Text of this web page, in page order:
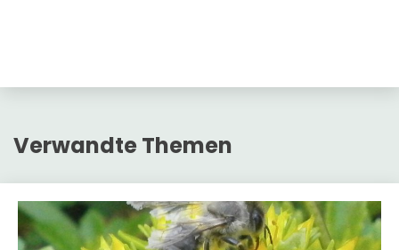
Verwandte Themen